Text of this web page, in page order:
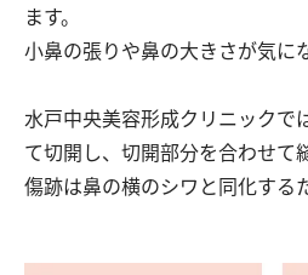
ます。
小鼻の張りや鼻の大きさが気に
水戸中央美容形成クリニックで
て切開し、切開部分を合わせて
傷跡は鼻の横のシワと同化する